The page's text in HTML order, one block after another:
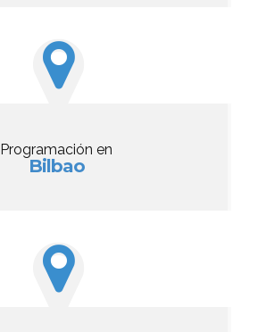
Programación en
Bilbao